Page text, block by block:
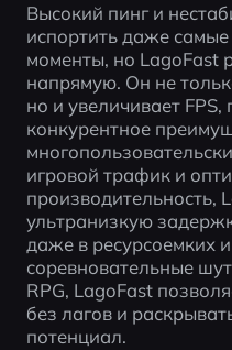
Высокий пинг и
испортить даже
моменты, но LagoFast
напрямую. Он не
но и увеличивает FPS,
конкурентное
игровой трафик и
производительность,
ультранизкую
даже в ресурсоемких
соревновательные
RPG, LagoFast
без лагов и
потенциал.